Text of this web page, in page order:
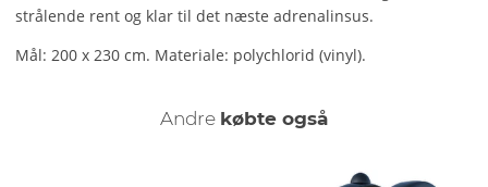
strålende rent og klar til det næste adrenalinsus.
Mål: 200 x 230 cm. Materiale: polychlorid (vinyl).
Andre købte også